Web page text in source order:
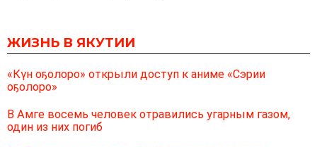
ЖИЗНЬ В ЯКУТИИ
«Күн оҕолоро» открыли доступ к аниме «Сэрии
оҕолоро»
В Амге восемь человек отравились угарным газом,
один из них погиб